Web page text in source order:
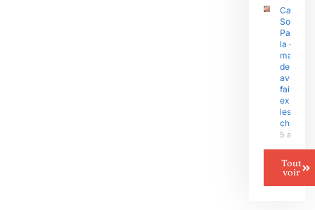
Sous
Paul
la «
des
fait
exploser
les
5 août
Tout
voir